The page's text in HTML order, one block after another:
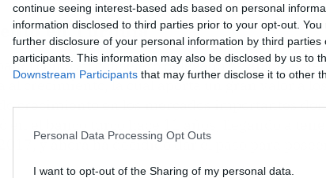
continue seeing interest-based ads based on personal
information disclosed to third parties prior to your opt-out.
further disclosure of your personal information by third parties
participants. This information may also be disclosed by us to
Downstream Participants that may further disclose it to other
Personal Data Processing Opt Outs
I want to opt-out of the Sharing of my personal data.
en Turquía
como su consejero delegado están de
crecimiento, la cual aporta un gran valor a los
crecimiento en los mercados importantes
el banco turco hace 11 años, llegando a
y ahora ha decidido dar el paso para poseer